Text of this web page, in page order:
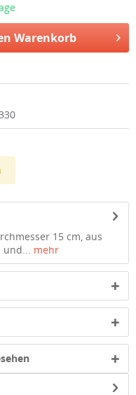
Warenkorb
15 cm, aus
und... mehr